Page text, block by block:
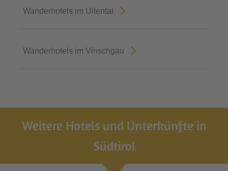
Wanderhotels im Ultental
Wanderhotels im Vinschgau
Weitere Hotels und Unterkünfte in
Südtirol